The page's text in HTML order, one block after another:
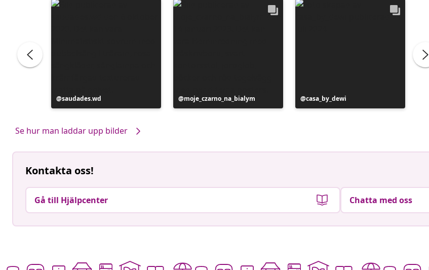
Inlägg
publicerat
saudades.wd
Inlägg
publicerat
moje_czarno_na_bialym
Inlägg
publicerat
casa_by_dewi
Se hur man laddar upp bilder
Kontakta oss!
Gå till Hjälpcenter Chatta med oss